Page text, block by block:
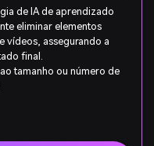
de IA de aprendizado
eliminar elementos
vídeos, assegurando a
final.
tamanho ou número de